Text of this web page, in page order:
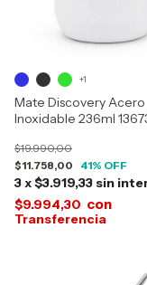
Mate Discovery Acero
Inoxidable 236ml
$11.758,00
$19.990,00
41% OFF
3x$3.919,33 sin
$9.994,30 con
+1